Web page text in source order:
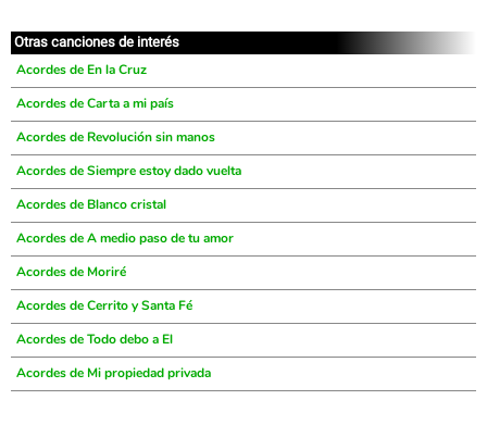
Otras canciones de interés
Acordes de En la Cruz
Acordes de Carta a mi país
Acordes de Revolución sin manos
Acordes de Siempre estoy dado vuelta
Acordes de Blanco cristal
Acordes de A medio paso de tu amor
Acordes de Moriré
Acordes de Cerrito y Santa Fé
Acordes de Todo debo a El
Acordes de Mi propiedad privada